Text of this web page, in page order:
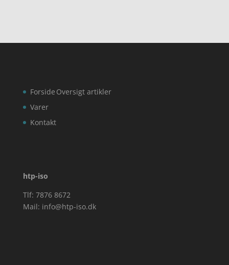
Forside
Varer
Kontakt
Oversigt artikler
htp-iso
Tlf: 7876 8672
Mail: info@htp-iso.dk